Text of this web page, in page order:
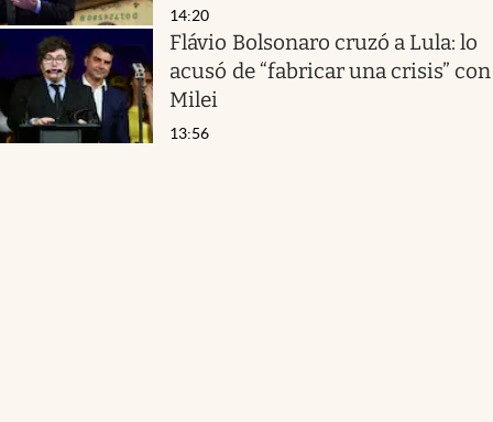
14:20
Flávio Bolsonaro cruzó a Lula: lo
acusó de “fabricar una crisis” con
Milei
13:56